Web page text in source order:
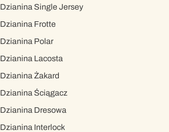
Dzianina Single Jersey
Dzianina Frotte
Dzianina Polar
Dzianina Lacosta
Dzianina Żakard
Dzianina Ściągacz
Dzianina Dresowa
Dzianina Interlock